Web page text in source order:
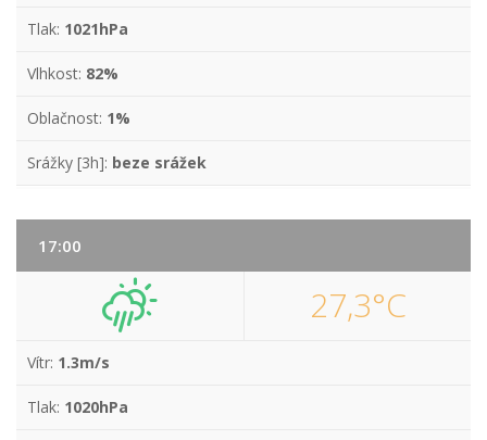
Tlak: 1021hPa
Vlhkost: 82%
Oblačnost: 1%
Srážky [3h]: beze srážek
17:00
27,3°C
Vítr: 1.3m/s
Tlak: 1020hPa